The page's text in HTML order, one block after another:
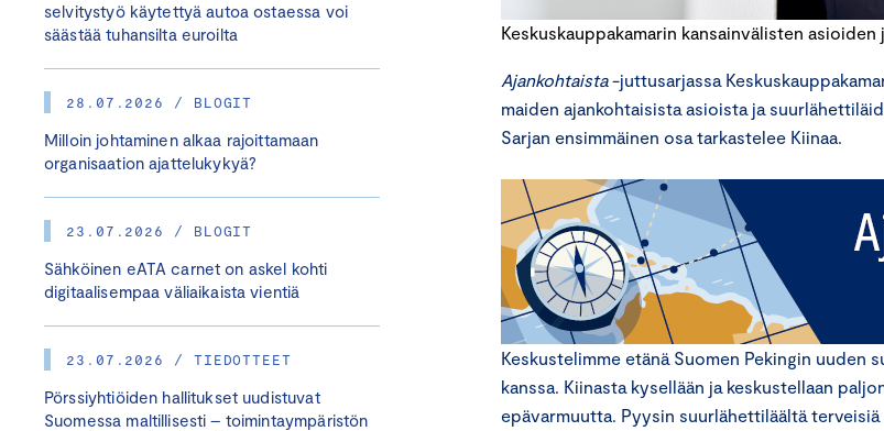
selvitystyö käytettyä autoa ostaessa voi
säästää tuhansilta euroilta
28.07.2026 / BLOGIT
Milloin johtaminen alkaa rajoittamaan
organisaation ajattelukykyä?
23.07.2026 / BLOGIT
Sähköinen eATA carnet on askel kohti
digitaalisempaa väliaikaista vientiä
23.07.2026 / TIEDOTTEET
Pörssiyhtiöiden hallitukset uudistuvat
Suomessa maltillisesti – toimintaympäristön
Keskuskauppakamarin kansainvälisten asioiden
Ajankohtaista-juttusarjassa
maiden ajankohtaisista asioista ja
Sarjan ensimmäinen osa tarkastelee Kiinaa.
Keskustelimme etänä Suomen Pekingin uuden
kanssa. Kiinasta kysellään ja keskustellaan
epävarmuutta. Pyysin suurlähettiläältä